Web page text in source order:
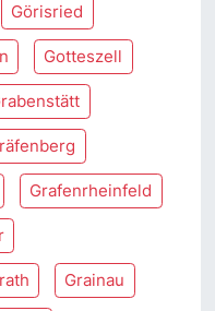
Görisried
Gotteszell
Grafenrheinfeld
Grainau